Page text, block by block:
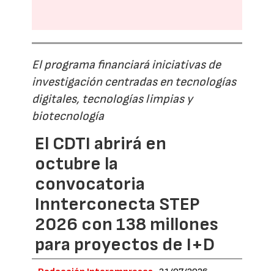
El programa financiará iniciativas de
investigación centradas en tecnologías
digitales, tecnologías limpias y
biotecnología
El CDTI abrirá en
octubre la
convocatoria
Innterconecta STEP
2026 con 138 millones
para proyectos de I+D